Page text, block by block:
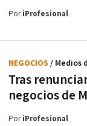
PoriProfesional
Tras
negocios de
NEGOCIOS / Medios
PoriProfesional